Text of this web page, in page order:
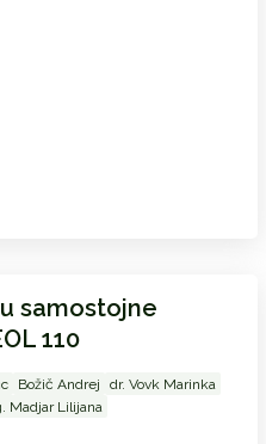
samostojne
110
Božič Andrej
dr. Vovk Marinka
Madjar Lilijana